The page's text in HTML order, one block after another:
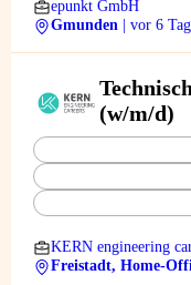
epunkt GmbH
Gmunden
| vor 6
(w/m/d)
KERN engineering
Freistadt, Home-